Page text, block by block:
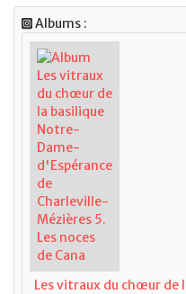
Albums :
Les vitraux du chœur de